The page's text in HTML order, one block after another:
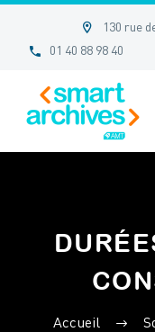

 130 rue

 01 40 88 98 40
Accueil